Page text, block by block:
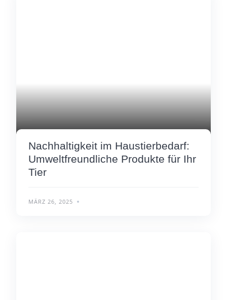
Nachhaltigkeit im Haustierbedarf:
Umweltfreundliche Produkte für Ihr
Tier
MÄRZ 26, 2025